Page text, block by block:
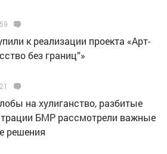
к реализации проекта «Арт-
без границ”»
на хулиганство, разбитые
БМР рассмотрели важные
решения